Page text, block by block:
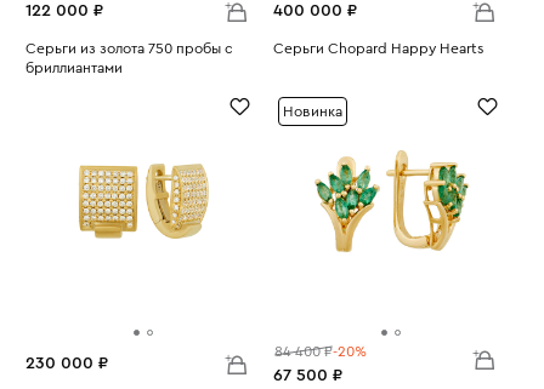
122 000 ₽
Серьги из золота 750 пробы с
бриллиантами
400 000 ₽
Серьги Chopard Happy Hearts
230 000 ₽
Новинка
84 400 ₽-20%
67 500 ₽